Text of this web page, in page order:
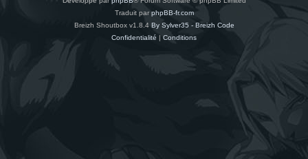
Traduit parphpBB-fr.com
Breizh Shoutbox v1.8.4 By Sylver35 - Breizh Code
Confidentialité | Conditions